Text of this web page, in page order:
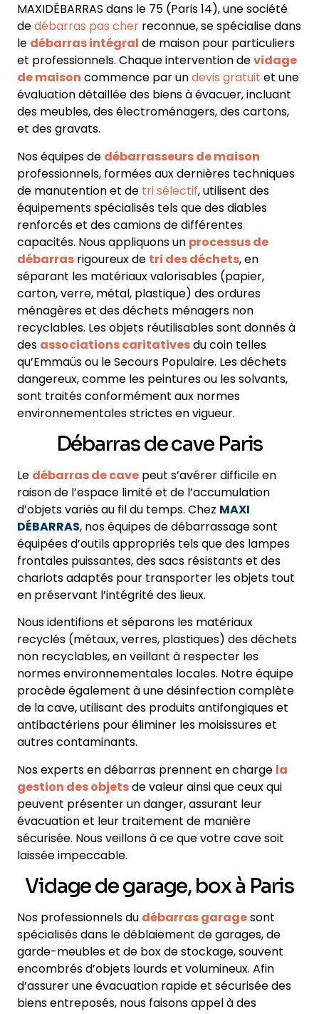
MAXIDÉBARRAS dans le 75 (Paris 14), une société
dedébarras pas cher reconnue, se spécialise dans
le débarras intégral de maison pour particuliers
et professionnels. Chaque intervention devidage
de maison commence par undevis gratuit et une
évaluation détaillée des biens à évacuer, incluant
des meubles, des électroménagers, des cartons,
et des gravats.
Nos équipes de débarrasseurs de maison
professionnels, formées aux dernières techniques
de manutention et de tri sélectif, utilisent des
équipements spécialisés tels que des diables
renforcés et des camions de différentes
capacités. Nous appliquons un processus de
débarras rigoureux de tri des déchets, en
séparant les matériaux valorisables (papier,
carton, verre, métal, plastique) des ordures
ménagères et des déchets ménagers non
recyclables. Les objets réutilisables sont donnés à
des associations caritativesdu coin telles
qu’Emmaüs ou le Secours Populaire. Les déchets
dangereux, comme les peintures ou les solvants,
sont traités conformément aux normes
environnementales strictes en vigueur.
Débarras de cave Paris
Le débarras de cave peut s’avérer difficile en
raison de l’espace limité et de l’accumulation
d’objets variés au fil du temps. Chez MAXI
DÉBARRAS, nos équipes de débarrassage sont
équipées d’outils appropriés tels que des lampes
frontales puissantes, des sacs résistants et des
chariots adaptés pour transporter les objets tout
en préservant l’intégrité des lieux.
Nous identifions et séparons les matériaux
recyclés (métaux, verres, plastiques) des déchets
non recyclables, en veillant à respecter les
normes environnementales locales. Notre équipe
procède également à une désinfection complète
de la cave, utilisant des produits antifongiques et
antibactériens pour éliminer les moisissures et
autres contaminants.
Nos experts en débarras prennent en charge la
gestion des objetsde valeur ainsi que ceux qui
peuvent présenter un danger, assurant leur
évacuation et leur traitement de manière
sécurisée. Nous veillons à ce que votre cave soit
laissée impeccable.
Vidage de garage, box à Paris
Nos professionnels du débarras garagesont
spécialisés dans le déblaiement de garages, de
garde-meubles et de box de stockage, souvent
encombrés d’objets lourds et volumineux. Afin
d’assurer une évacuation rapide et sécurisée des
biens entreposés, nous faisons appel à des